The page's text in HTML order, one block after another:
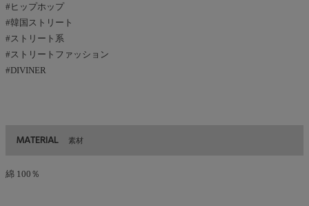
#ヒップホップ
#韓国ストリート
#ストリート系
#ストリートファッション
#DIVINER
MATERIAL 素材
綿 100％